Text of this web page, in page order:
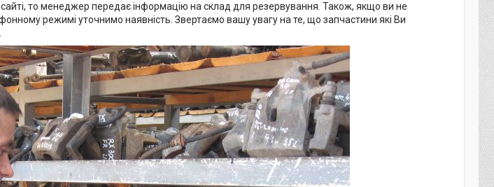
то менеджер передає інформацію на склад для резервування. Також, якщо ви не
режимі уточнимо наявність. Звертаємо вашу увагу на те, що запчастини які Ви